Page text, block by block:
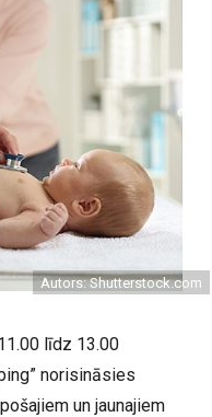
Autors: Shutterstock.com
līdz 13.00
norisināsies
un jaunajiem